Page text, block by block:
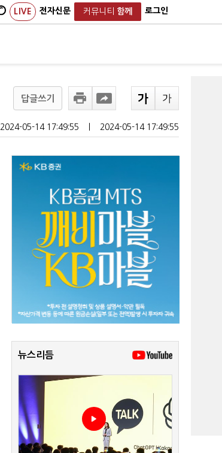
LIVE 전자신문 커뮤니티 함께 로그인
답글쓰기
2024-05-14 17:49:55 2024-05-14 17:49:55
뉴스리듬